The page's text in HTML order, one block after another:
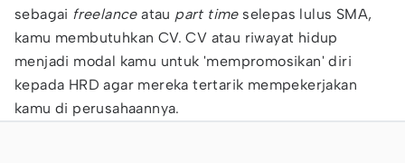
sebagai freelanceatau part timeselepas lulus SMA,
kamu membutuhkan CV. CV atau riwayat hidup
menjadi modal kamu untuk 'mempromosikan' diri
kepada HRD agar mereka tertarik mempekerjakan
kamu di perusahaannya.